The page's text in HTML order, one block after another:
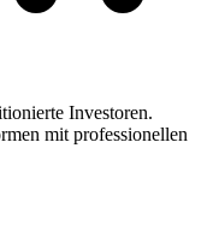
Investoren.
mit professionellen